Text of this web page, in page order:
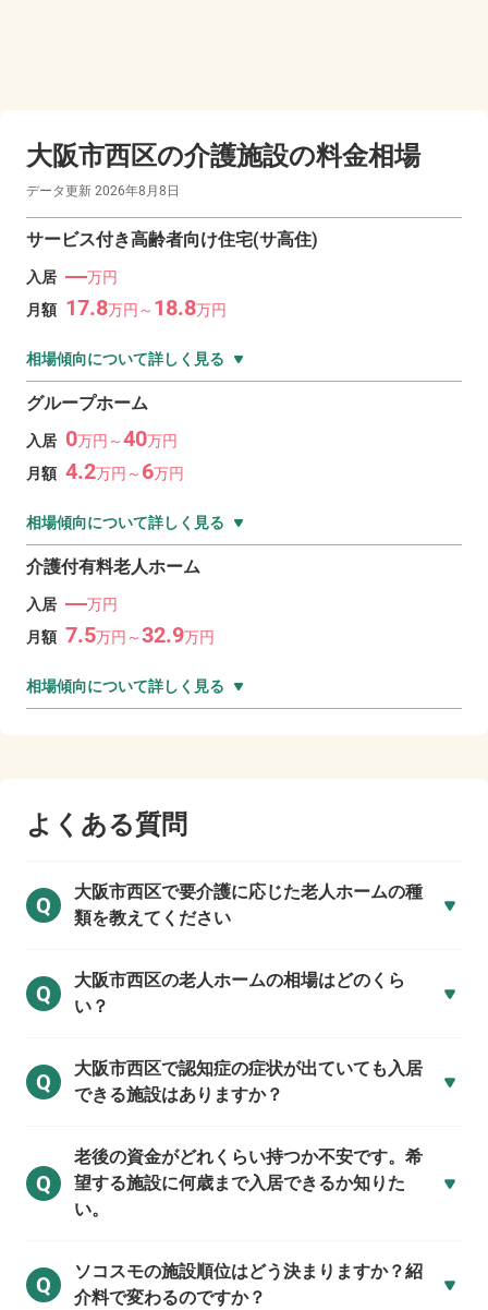
大阪市西区の介護施設の料金相場
データ更新 2026年8月8日
サービス付き高齢者向け住宅(サ高住)
入居 ―万円
月額 17.8万円～ 18.8万円
相場傾向について詳しく見る
グループホーム
入居 0万円～40万円
月額 4.2万円～ 6万円
相場傾向について詳しく見る
介護付有料老人ホーム
入居 ―万円
月額 7.5万円～32.9万円
相場傾向について詳しく見る
よくある質問
Q
大阪市西区で要介護に応じた老人ホームの種
類を教えてください
Q
大阪市西区の老人ホームの相場はどのくら
い？
Q
大阪市西区で認知症の症状が出ていても入居
できる施設はありますか？
Q
老後の資金がどれくらい持つか不安です。希
望する施設に何歳まで入居できるか知りた
い。
Q
ソコスモの施設順位はどう決まりますか？紹
介料で変わるのですか？